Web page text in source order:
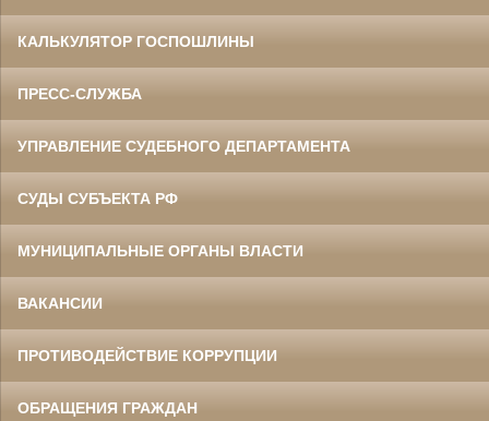
КАЛЬКУЛЯТОР ГОСПОШЛИНЫ
ПРЕСС-СЛУЖБА
УПРАВЛЕНИЕ СУДЕБНОГО ДЕПАРТАМЕНТА
СУДЫ СУБЪЕКТА РФ
МУНИЦИПАЛЬНЫЕ ОРГАНЫ ВЛАСТИ
ВАКАНСИИ
ПРОТИВОДЕЙСТВИЕ КОРРУПЦИИ
ОБРАЩЕНИЯ ГРАЖДАН